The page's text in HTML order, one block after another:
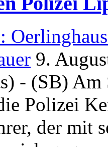
9.
- (SB) Am
Polizei
der mit